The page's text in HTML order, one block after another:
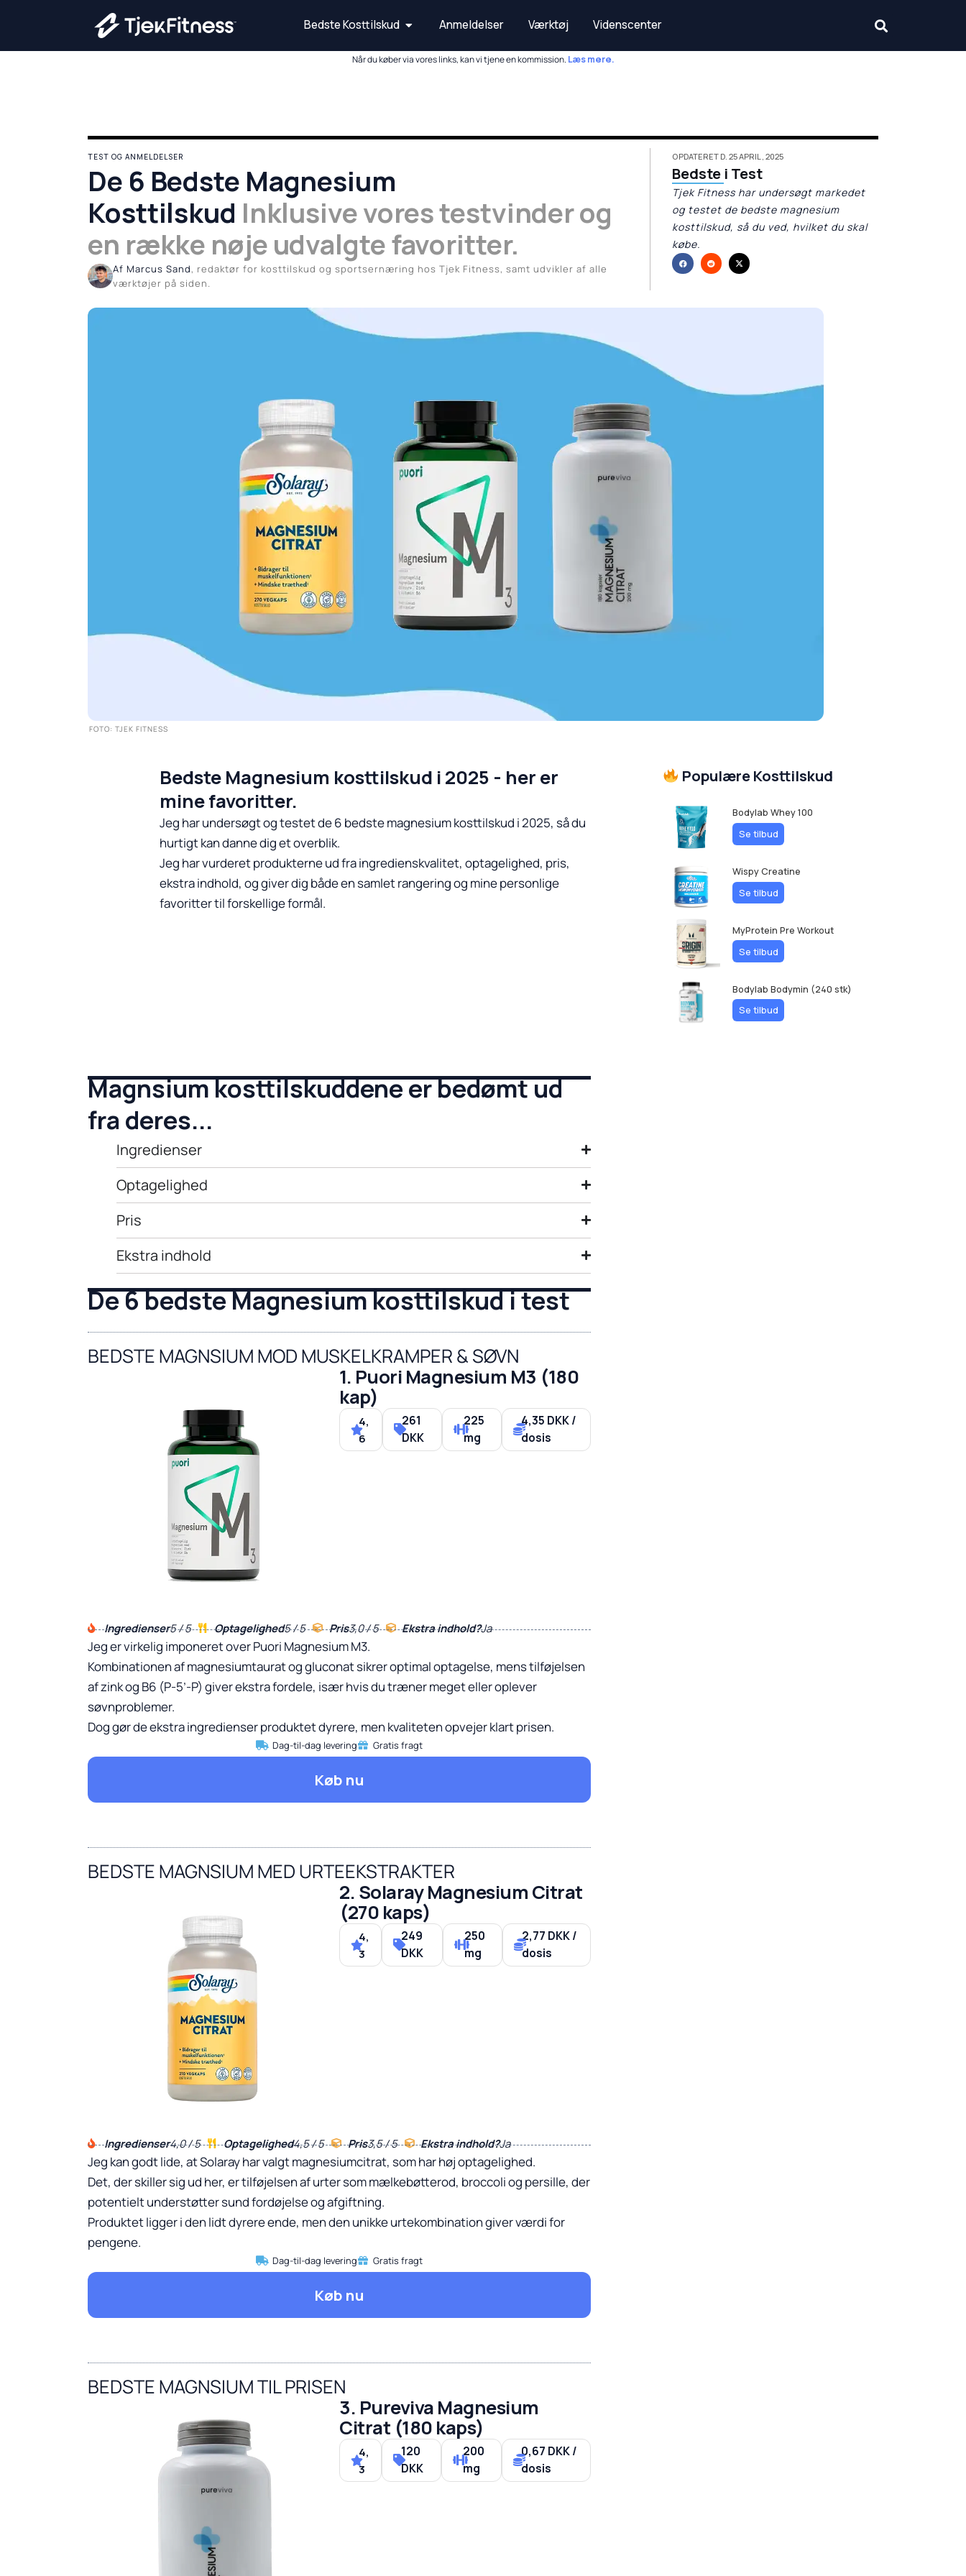
Bedste Kosttilskud Open Bedste Kosttilskud
Anmeldelser Værktøj Videnscenter
Når du køber via vores links, kan vi tjene en kommission. Læs mere.
TEST OG ANMELDELSER
De 6 Bedste Magnesium
Kosttilskud Inklusive vores testvinder og
en række nøje udvalgte favoritter.
Af Marcus Sand, redaktør for kosttilskud og sportsernæring hos Tjek Fitness, samt udvikler af alle
værktøjer på siden.
OPDATERET D. 25 APRIL, 2025
Bedste i Test
Tjek Fitness har undersøgt markedet
og testet de bedste magnesium
kosttilskud, så du ved, hvilket du skal
købe.
FOTO: TJEK FITNESS
Bedste Magnesium kosttilskud i 2025 - her er
mine favoritter.
Jeg har undersøgt og testet de 6 bedste magnesium kosttilskud i 2025, så du
hurtigt kan danne dig et overblik.
Jeg har vurderet produkterne ud fra ingredienskvalitet, optagelighed, pris,
ekstra indhold, og giver dig både en samlet rangering og mine personlige
favoritter til forskellige formål.
Populære Kosttilskud
Bodylab Whey 100
Se tilbud
Wispy Creatine
Se tilbud
MyProtein Pre Workout
Se tilbud
Bodylab Bodymin (240 stk)
Se tilbud
Magnsium kosttilskuddene er bedømt ud
fra deres...
Ingredienser
Optagelighed
Pris
Ekstra indhold
De 6 bedste Magnesium kosttilskud i test
BEDSTE MAGNSIUM MOD MUSKELKRAMPER & SØVN
1. Puori Magnesium M3 (180
kap)
4,
6
261
DKK
225
mg
4,35 DKK /
dosis
Ingredienser5 / 5 Optagelighed5 / 5 Pris3,0 / 5 Ekstra indhold?Ja
Jeg er virkelig imponeret over Puori Magnesium M3.
Kombinationen af magnesiumtaurat og gluconat sikrer optimal optagelse, mens tilføjelsen
af zink og B6 (P-5’-P) giver ekstra fordele, især hvis du træner meget eller oplever
søvnproblemer.
Dog gør de ekstra ingredienser produktet dyrere, men kvaliteten opvejer klart prisen.
Dag-til-dag levering Gratis fragt
Køb nu
BEDSTE MAGNSIUM MED URTEEKSTRAKTER
2. Solaray Magnesium Citrat
(270 kaps)
4,
3
249
DKK
250
mg
2,77 DKK /
dosis
Ingredienser4,0 / 5 Optagelighed4,5 / 5 Pris3,5 / 5 Ekstra indhold?Ja
Jeg kan godt lide, at Solaray har valgt magnesiumcitrat, som har høj optagelighed.
Det, der skiller sig ud her, er tilføjelsen af urter som mælkebøtterod, broccoli og persille, der
potentielt understøtter sund fordøjelse og afgiftning.
Produktet ligger i den lidt dyrere ende, men den unikke urtekombination giver værdi for
pengene.
Dag-til-dag levering Gratis fragt
Køb nu
BEDSTE MAGNSIUM TIL PRISEN
3. Pureviva Magnesium
Citrat (180 kaps)
4,
3
120
DKK
200
mg
0,67 DKK /
dosis